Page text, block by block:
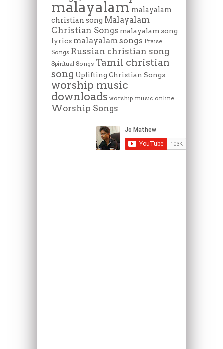
malayalam malayalam
christian song Malayalam
Christian Songs malayalam song
lyrics malayalam songs Praise
Songs Russian christian song
Spiritual Songs Tamil christian
song Uplifting Christian Songs
worship music
downloads worship music online
Worship Songs